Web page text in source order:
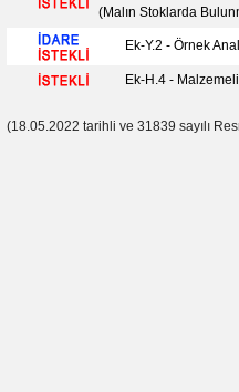
(Malın Stoklarda
Ek-Y.2 - Örnek
Ek-H.4 -
(18.05.2022 tarihli ve 31839 sayılı